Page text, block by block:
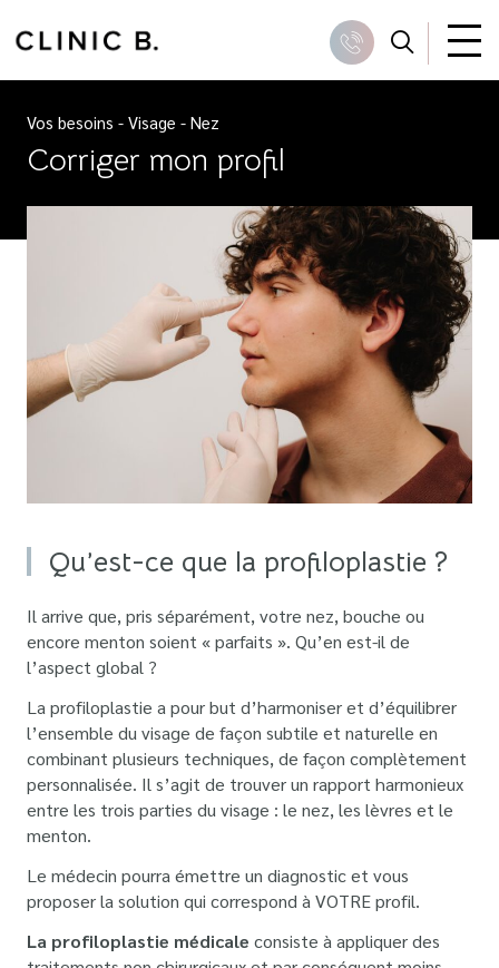
to
Appeler
Vos besoins - Visage - Nez
Corriger mon profil
Qu’est-ce que la profiloplastie ?
Il arrive que, pris séparément, votre nez, bouche ou
encore menton soient « parfaits ». Qu’en est-il de
l’aspect global ?
La profiloplastie a pour but d’harmoniser et d’équilibrer
l’ensemble du visage de façon subtile et naturelle en
combinant plusieurs techniques, de façon complètement
personnalisée. Il s’agit de trouver un rapport harmonieux
entre les trois parties du visage : le nez, les lèvres et le
menton.
Le médecin pourra émettre un diagnostic et vous
proposer la solution qui correspond à VOTRE profil.
La profiloplastie médicale consiste à appliquer des